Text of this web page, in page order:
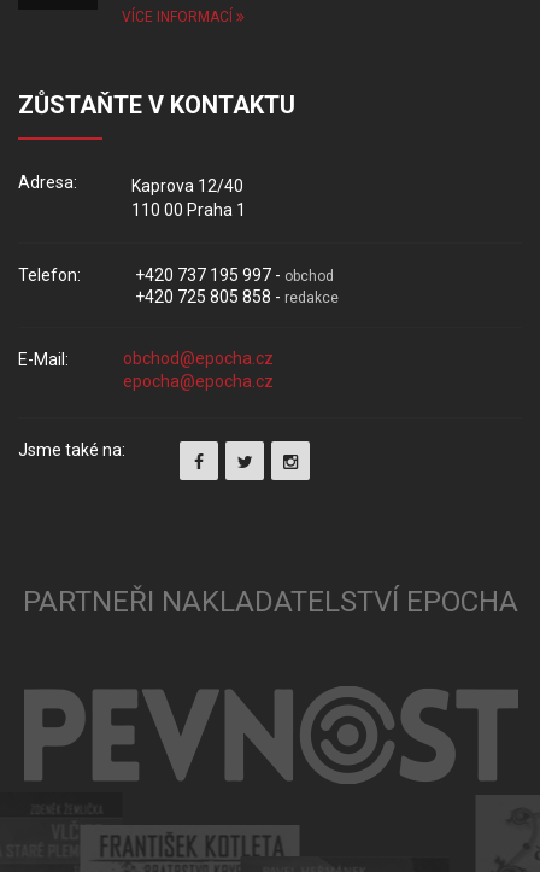
VÍCE INFORMACÍ
ZŮSTAŇTE V KONTAKTU
Adresa:
Kaprova 12/40
110 00 Praha 1
Telefon: +420 737 195 997 - obchod
+420 725 805 858 - redakce
E-Mail:
Jsme také na:
PARTNEŘI NAKLADATELSTVÍ EPOCHA